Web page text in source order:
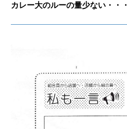
カレー大のルーの量少ない・・・